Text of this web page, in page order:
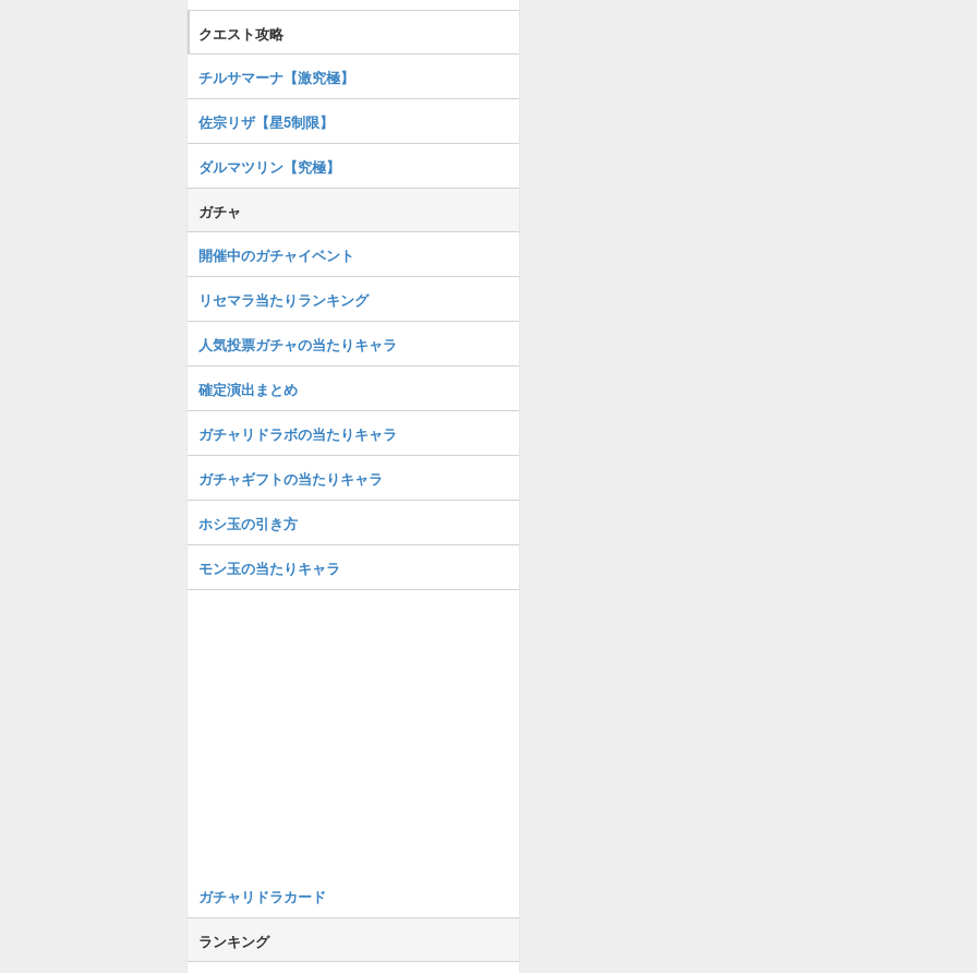
クエスト攻略
チルサマーナ【激究極】
佐宗リザ【星5制限】
ダルマツリン【究極】
ガチャ
開催中のガチャイベント
リセマラ当たりランキング
人気投票ガチャの当たりキャラ
確定演出まとめ
ガチャリドラボの当たりキャラ
ガチャギフトの当たりキャラ
ホシ玉の引き方
モン玉の当たりキャラ
ガチャリドラカード
ランキング